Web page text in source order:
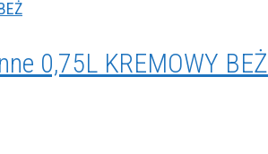
0,75L KREMOWY BEŻ